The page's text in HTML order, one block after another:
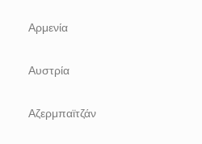
Αρμενία
Αυστρία
Αζερμπαϊτζάν